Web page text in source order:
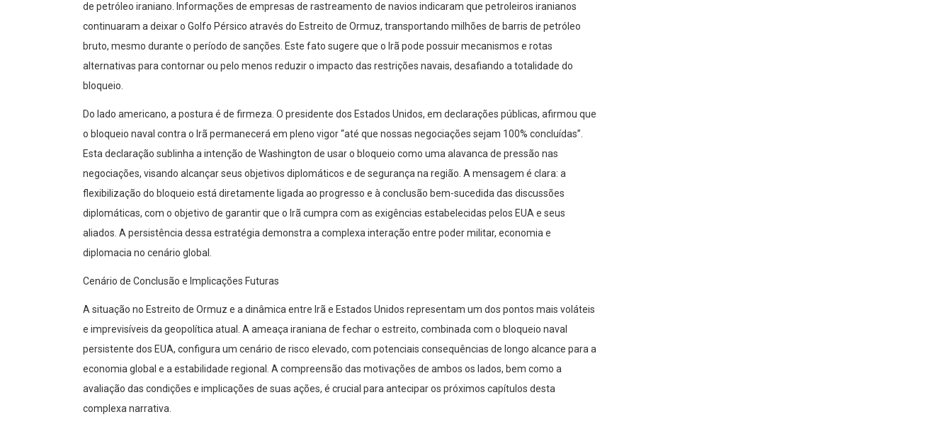
de petróleo iraniano. Informações de empresas de rastreamento de navios indicaram que petroleiros iranianos
continuaram a deixar o Golfo Pérsico através do Estreito de Ormuz, transportando milhões de barris de petróleo
bruto, mesmo durante o período de sanções. Este fato sugere que o Irã pode possuir mecanismos e rotas
alternativas para contornar ou pelo menos reduzir o impacto das restrições navais, desafiando a totalidade do
bloqueio.
Do lado americano, a postura é de firmeza. O presidente dos Estados Unidos, em declarações públicas, afirmou que
o bloqueio naval contra o Irã permanecerá em pleno vigor “até que nossas negociações sejam 100% concluídas”.
Esta declaração sublinha a intenção de Washington de usar o bloqueio como uma alavanca de pressão nas
negociações, visando alcançar seus objetivos diplomáticos e de segurança na região. A mensagem é clara: a
flexibilização do bloqueio está diretamente ligada ao progresso e à conclusão bem-sucedida das discussões
diplomáticas, com o objetivo de garantir que o Irã cumpra com as exigências estabelecidas pelos EUA e seus
aliados. A persistência dessa estratégia demonstra a complexa interação entre poder militar, economia e
diplomacia no cenário global.
Cenário de Conclusão e Implicações Futuras
A situação no Estreito de Ormuz e a dinâmica entre Irã e Estados Unidos representam um dos pontos mais voláteis
e imprevisíveis da geopolítica atual. A ameaça iraniana de fechar o estreito, combinada com o bloqueio naval
persistente dos EUA, configura um cenário de risco elevado, com potenciais consequências de longo alcance para a
economia global e a estabilidade regional. A compreensão das motivações de ambos os lados, bem como a
avaliação das condições e implicações de suas ações, é crucial para antecipar os próximos capítulos desta
complexa narrativa.